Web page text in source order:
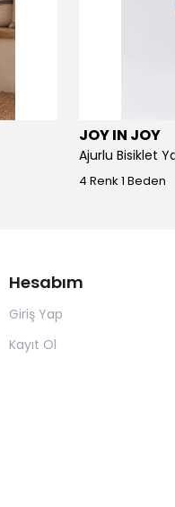
JOY IN JOY
Ajurlu Bisiklet
4 Renk 1 Beden
Hesabım
Giriş Yap
Kayıt Ol